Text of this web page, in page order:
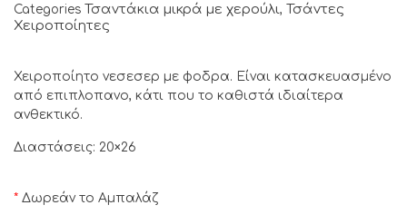
Categories Τσαντάκια μικρά με χερούλι, Τσάντες
Χειροποίητες
Χειροποίητο νεσεσερ με φοδρα. Είναι κατασκευασμένο
από επιπλοπανο, κάτι που το καθιστά ιδιαίτερα
ανθεκτικό.
Διαστάσεις: 20×26
* Δωρεάν το Αμπαλάζ